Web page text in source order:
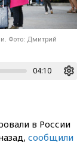
Фото: Дмитрий
04:10
в России
сообщили